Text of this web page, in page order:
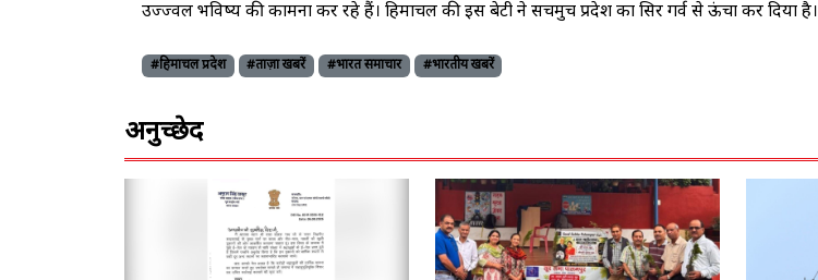
उज्ज्वल भविष्य की कामना कर रहे हैं। हिमाचल की इस बेटी ने सचमुच प्रदेश का सिर गर्व से ऊंचा कर दिया है।
#हिमाचल प्रदेश #ताज़ा खबरें #भारत समाचार #भारतीय खबरें
अनुच्छेद